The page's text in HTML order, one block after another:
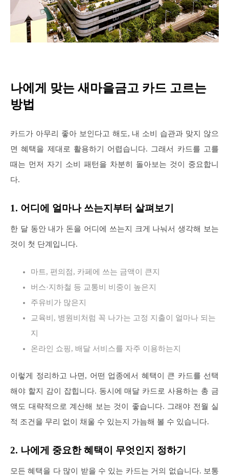
나에게 맞는 새마을금고 카드 고르는
방법
카드가 아무리 좋아 보인다고 해도, 내 소비 습관과 맞지 않으
면 혜택을 제대로 활용하기 어렵습니다. 그래서 카드를 고를
때는 먼저 자기 소비 패턴을 차분히 돌아보는 것이 중요합니
다.
1. 어디에 얼마나 쓰는지부터 살펴보기
한 달 동안 내가 돈을 어디에 쓰는지 크게 나눠서 생각해 보는
것이 첫 단계입니다.
마트, 편의점, 카페에 쓰는 금액이 큰지
버스·지하철 등 교통비 비중이 높은지
주유비가 많은지
교육비, 병원비처럼 꼭 나가는 고정 지출이 얼마나 되는
지
온라인 쇼핑, 배달 서비스를 자주 이용하는지
이렇게 정리하고 나면, 어떤 업종에서 혜택이 큰 카드를 선택
해야 할지 감이 잡힙니다. 동시에 매달 카드로 사용하는 총 금
액도 대략적으로 계산해 보는 것이 좋습니다. 그래야 전월 실
적 조건을 무리 없이 채울 수 있는지 가늠해 볼 수 있습니다.
2. 나에게 중요한 혜택이 무엇인지 정하기
모든 혜택을 다 많이 받을 수 있는 카드는 거의 없습니다. 보통